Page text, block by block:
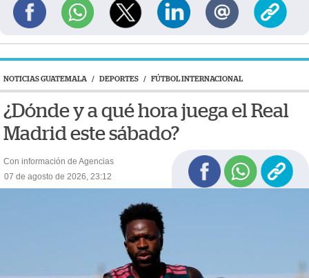
NOTICIAS GUATEMALA / DEPORTES / FÚTBOL INTERNACIONAL
¿Dónde y a qué hora juega el Real
Madrid este sábado?
Con información de Agencias
07 de agosto de 2026, 23:12